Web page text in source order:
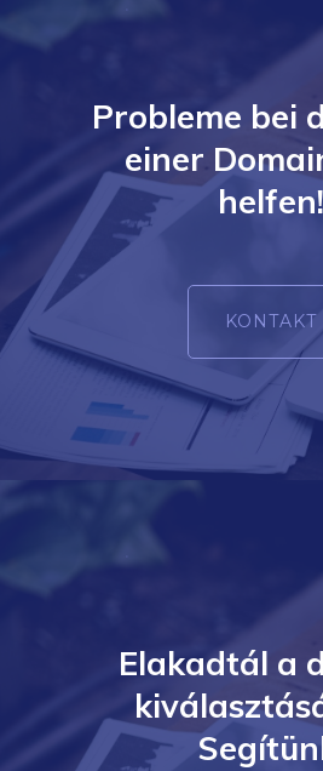
Probleme bei
einer
helfen!
KONTAKT
Elakadtál a